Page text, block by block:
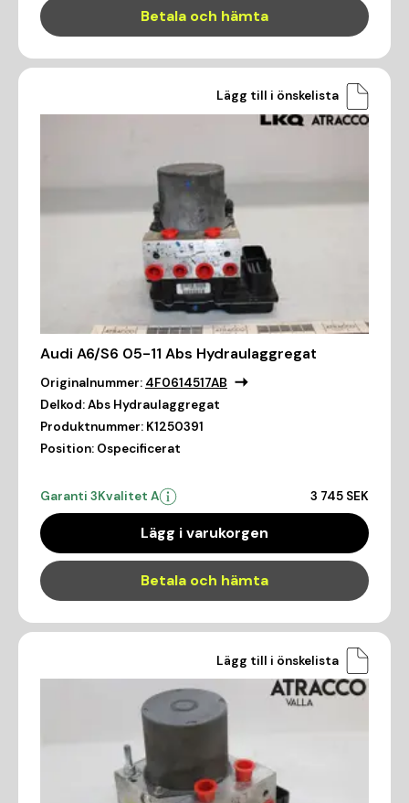
Betala och hämta
Lägg till i önskelista
Audi A6/S6 05-11 Abs Hydraulaggregat
Originalnummer: 4F0614517AB
Delkod:Abs Hydraulaggregat
Produktnummer: K1250391
Position: Ospecificerat
Garanti 3Kvalitet A 3 745 SEK
Lägg i varukorgen
Betala och hämta
Lägg till i önskelista